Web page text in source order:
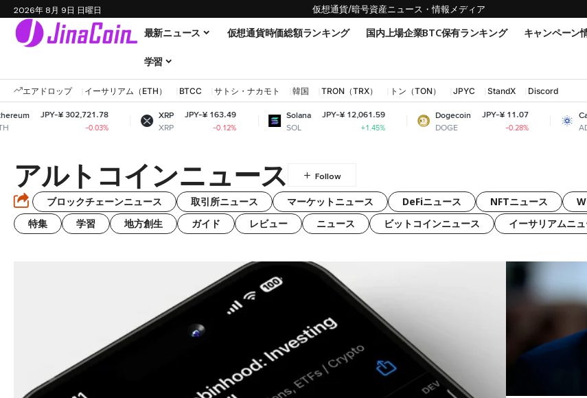
2026年 8月 9日 日曜日 仮想通貨/暗号資産ニュース・情報メディア
最新ニュース 仮想通貨時価総額ランキング 国内上場企業BTC保有ランキング キャンペーン
学習
エアドロップ イーサリアム（ETH） BTCC サトシ・ナカモト 韓国 TRON（TRX） トン（TON） JPYC StandX Discord
¥ 302,721.78
XRP
XRP
JPY-¥ 163.49
-0.12%
Solana
SOL
JPY-¥ 12,061.59
Dogecoin
DOGE
JPY-¥ 11.07
-0.28%
Cardano
ADA
アルトコインニュース
ブロックチェーンニュース 取引所ニュース マーケットニュース DeFiニュース NFTニュース
特集
学習 地方創生 ガイド レビュー ニュース ビットコインニュース イーサリアムニ